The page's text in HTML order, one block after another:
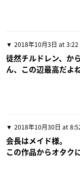
2018年10月3日 at 3:22
徒然チルドレン、か
ん、この辺最高だよね
2018年10月30日 at
会長はメイド様。
この作品からオタク